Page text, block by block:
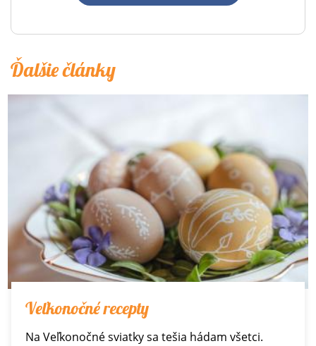
Ďalšie články
Veľkonočné recepty
Na Veľkonočné sviatky sa tešia hádam všetci.